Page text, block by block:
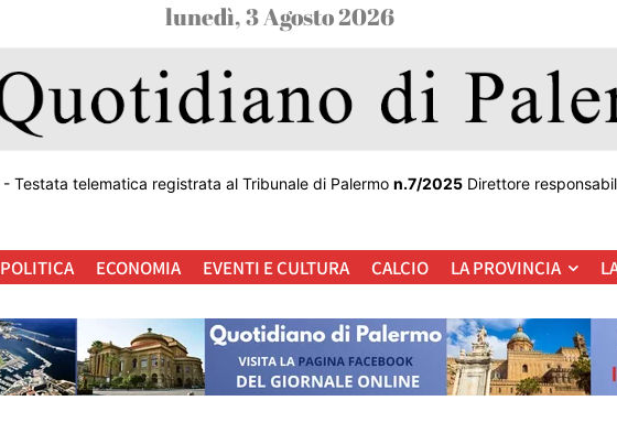
lunedì, 3 Agosto 2026
- Testata telematica registrata al Tribunale di Palermo n.7/2025Direttore
POLITICA ECONOMIA EVENTI E CULTURA CALCIO LA PROVINCIA